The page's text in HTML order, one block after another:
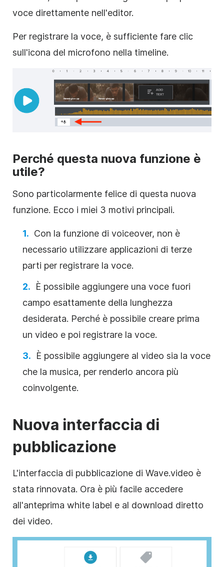
voce direttamente nell'editor.
Per registrare la voce, è sufficiente fare clic
sull'icona del microfono nella timeline.
Perché questa nuova funzione è
utile?
Sono particolarmente felice di questa nuova
funzione. Ecco i miei 3 motivi principali.
Con la funzione di voiceover, non è
necessario utilizzare applicazioni di terze
parti per registrare la voce.
È possibile aggiungere una voce fuori
campo esattamente della lunghezza
desiderata. Perché è possibile creare prima
un video e poi registrare la voce.
È possibile aggiungere al video sia la voce
che la musica, per renderlo ancora più
coinvolgente.
Nuova interfaccia di
pubblicazione
L'interfaccia di pubblicazione di Wave.video è
stata rinnovata. Ora è più facile accedere
all'anteprima white label e al download diretto
dei video.